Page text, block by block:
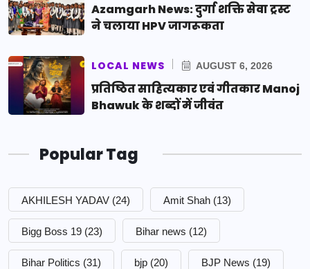
Azamgarh News: दुर्गा शक्ति सेवा ट्रस्ट
ने चलाया HPV जागरूकता
LOCAL NEWS AUGUST 6, 2026
प्रतिष्ठित साहित्यकार एवं गीतकार Manoj
Bhawuk के शब्दों में जीवंत
Popular Tag
AKHILESH YADAV (24) Amit Shah (13)
Bigg Boss 19 (23) Bihar news (12)
Bihar Politics (31) bjp (20) BJP News (19)